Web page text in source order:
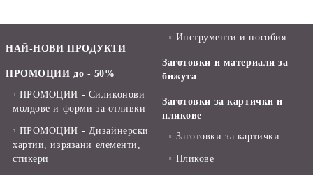
НАЙ-НОВИ ПРОДУКТИ
ПРОМОЦИИ до - 50%
ПРОМОЦИИ - Силиконови
молдове и форми за отливки
ПРОМОЦИИ - Дизайнерски
хартии, изрязани елементи,
стикери
Инструменти и пособия
Заготовки и материали за
бижута
Заготовки за картички и
пликове
Заготовки за картички
Пликове